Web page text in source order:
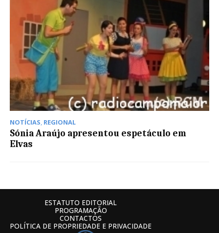
NOTÍCIAS, REGIONAL
Sónia Araújo apresentou espetáculo em
Elvas
ESTATUTO EDITORIAL
PROGRAMAÇÃO
CONTACTOS
POLÍTICA DE PROPRIEDADE E PRIVACIDADE